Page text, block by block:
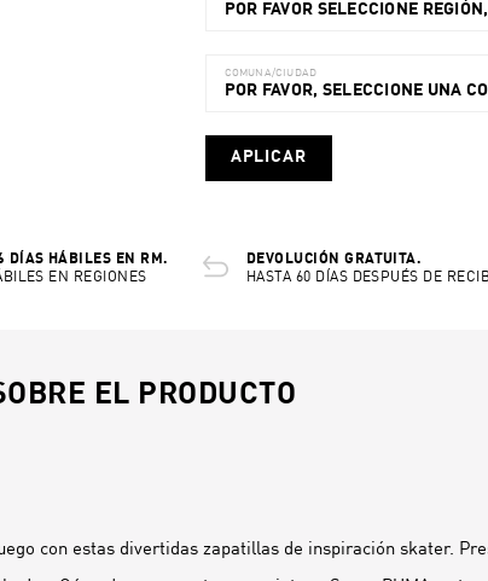
POR FAVOR SELECCIONE
COMUNA/CIUDAD
POR FAVOR, SELECCIONE UNA
APLICAR
DÍAS HÁBILES EN RM.
EN REGIONES
DEVOLUCIÓN GRATUITA.
HASTA 60 DÍAS DESPUÉS DE
EL PRODUCTO
con estas divertidas zapatillas de inspiración skater.